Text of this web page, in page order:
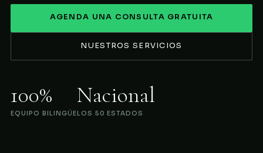
AGENDA UNA CONSULTA GRATUITA
NUESTROS SERVICIOS
100%
EQUIPO BILINGÜE
Nacional
LOS 50 ESTADOS